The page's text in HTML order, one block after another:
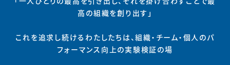
高の組織を創り出す」
これを追求し続けるわたしたちは、組織・チーム・個人のパ
フォーマンス向上の実験検証の場